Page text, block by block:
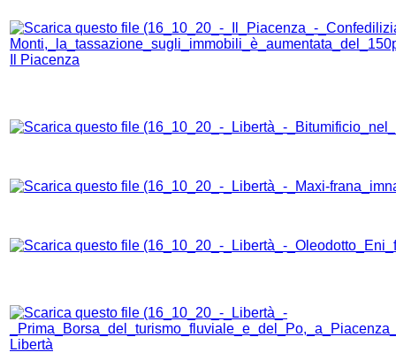
Il Piacenza
Libertà